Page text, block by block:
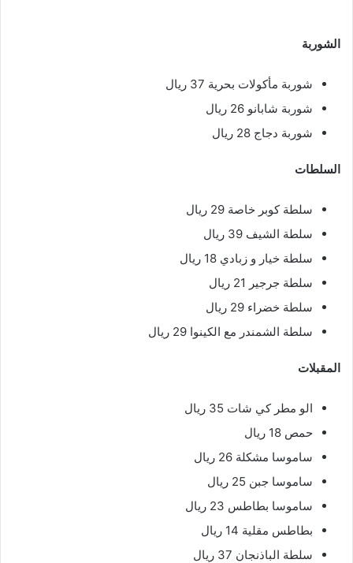
الشوربة
شوربة مأكولات بحرية 37 ريال
شوربة شابانو 26 ريال
شوربة دجاج 28 ريال
السلطات
سلطة كوبر خاصة 29 ريال
سلطة الشيف 39 ريال
سلطة خيار و زبادي 18 ريال
سلطة جرجير 21 ريال
سلطة خضراء 29 ريال
سلطة الشمندر مع الكينوا 29 ريال
المقبلات
الو مطر كي شات 35 ريال
حمص 18 ريال
ساموسا مشكلة 26 ريال
ساموسا جبن 25 ريال
ساموسا بطاطس 23 ريال
بطاطس مقلية 14 ريال
سلطة الباذنجان 37 ريال